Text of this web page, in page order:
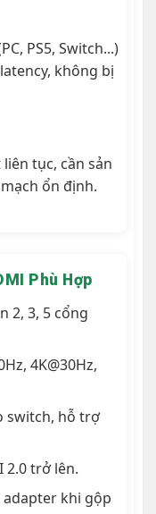
PS5, Switch...)
không bị
tục, cần sản
ổn định.
Phù Hợp
2, 3, 5 cổng
4K@30Hz,
switch, hỗ trợ
2.0 trở lên.
adapter khi gộp